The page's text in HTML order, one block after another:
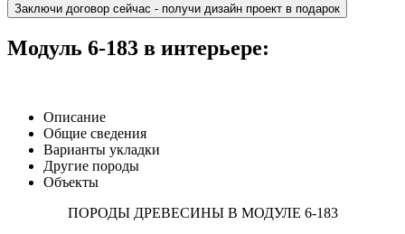
Заключи договор сейчас - получи дизайн проект в подарок
Модуль 6-183 в интерьере:
Описание
Общие сведения
Варианты укладки
Другие породы
Объекты
ПОРОДЫ ДРЕВЕСИНЫ В МОДУЛЕ 6-183